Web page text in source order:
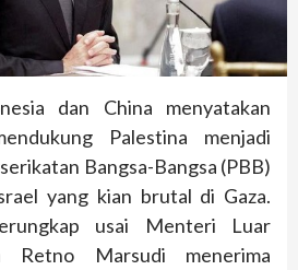
dan China menyatakan
Palestina menjadi
Bangsa-Bangsa (PBB)
yang kian brutal di Gaza.
usai Menteri Luar
Retno Marsudi menerima